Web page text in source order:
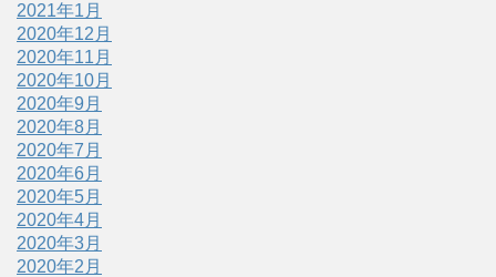
2021年1月
2020年12月
2020年11月
2020年10月
2020年9月
2020年8月
2020年7月
2020年6月
2020年5月
2020年4月
2020年3月
2020年2月